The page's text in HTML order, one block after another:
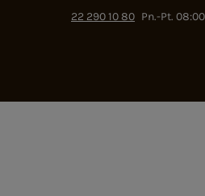
22 290 10 80 Pn.-Pt.